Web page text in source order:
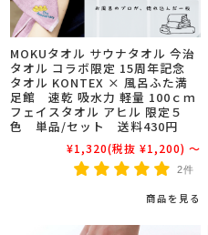
MOKUタオル サウナタオル 今治
タオル コラボ限定 15周年記念
タオル KONTEX × 風呂ふた満
足館 速乾 吸水力 軽量 100ｃｍ
フェイスタオル アヒル 限定５
色 単品/セット 送料430円
¥1,320(税抜 ¥1,200) ～
2件
商品を見る